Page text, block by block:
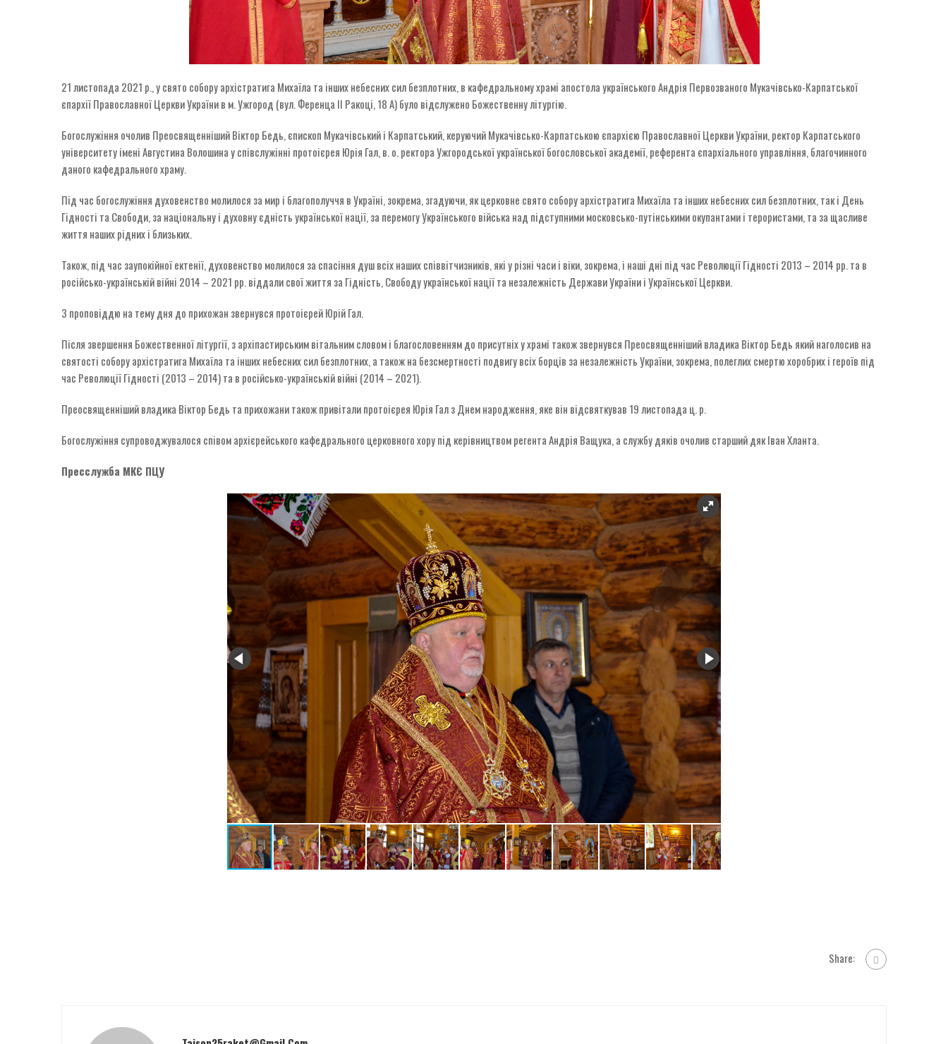
21 листопада 2021 р., у свято собору архістратига Михаїла та інших небесних сил безплотних, в кафедральному храмі апостола українського Андрія Первозваного Мукачівсько-Карпатської
єпархії Православної Церкви України в м. Ужгород (вул. Ференца ІІ Ракоці, 18 А) було відслужено Божественну літургію.
Богослужіння очолив Преосвященніший Віктор Бедь, єпископ Мукачівський і Карпатський, керуючий Мукачівсько-Карпатською єпархією Православної Церкви України, ректор Карпатського
університету імені Августина Волошина у співслужінні протоієрея Юрія Гал, в. о. ректора Ужгородської української богословської академії, референта єпархіального управління, благочинного
даного кафедрального храму.
Під час богослужіння духовенство молилося за мир і благополуччя в Україні, зокрема, згадуючи, як церковне свято собору архістратига Михаїла та інших небесних сил безплотних, так і День
Гідності та Свободи, за національну і духовну єдність української нації, за перемогу Українського війська над підступними московсько-путінськими окупантами і терористами, та за щасливе
життя наших рідних і близьких.
Також, під час заупокійної ектенії, духовенство молилося за спасіння душ всіх наших співвітчизників, які у різні часи і віки, зокрема, і наші дні під час Революції Гідності 2013 – 2014 рр. та в
російсько-українській війні 2014 – 2021 рр. віддали свої життя за Гідність, Свободу української нації та незалежність Держави України і Української Церкви.
З проповіддю на тему дня до прихожан звернувся протоієрей Юрій Гал.
Після звершення Божественної літургії, з архіпастирським вітальним словом і благословенням до присутніх у храмі також звернувся Преосвященніший владика Віктор Бедь який наголосив на
святості собору архістратига Михаїла та інших небесних сил безплотних, а також на безсмертності подвигу всіх борців за незалежність України, зокрема, полеглих смертю хоробрих і героїв під
час Революції Гідності (2013 – 2014) та в російсько-українській війні (2014 – 2021).
Преосвященніший владика Віктор Бедь та прихожани також привітали протоієрея Юрія Гал з Днем народження, яке він відсвяткував 19 листопада ц. р.
Богослужіння супроводжувалося співом архієрейського кафедрального церковного хору під керівництвом регента Андрія Ващука, а службу дяків очолив старший дяк Іван Хланта.
Пресслужба МКЄ ПЦУ
Share: